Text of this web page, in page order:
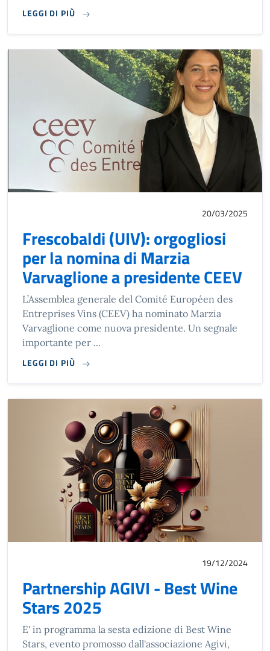
LEGGI DI PIÙ
20/03/2025
Frescobaldi (UIV): orgogliosi
per la nomina di Marzia
Varvaglione a presidente CEEV
L’Assemblea generale del Comité Européen des
Entreprises Vins (CEEV) ha nominato Marzia
Varvaglione come nuova presidente. Un segnale
importante per ...
LEGGI DI PIÙ
19/12/2024
Partnership AGIVI - Best Wine
Stars 2025
E' in programma la sesta edizione di Best Wine
Stars, evento promosso dall'associazione Agivi,